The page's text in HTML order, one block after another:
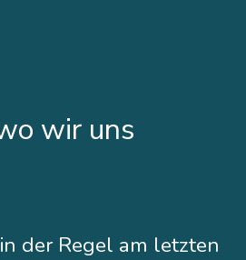
wir uns
der Regel am letzten